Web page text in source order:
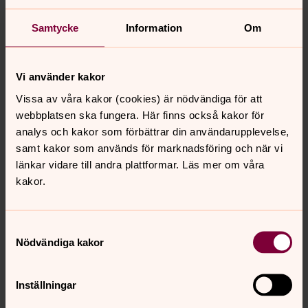
Samtycke Information Om
Vi använder kakor
Vissa av våra kakor (cookies) är nödvändiga för att
webbplatsen ska fungera. Här finns också kakor för
analys och kakor som förbättrar din användarupplevelse,
samt kakor som används för marknadsföring och när vi
länkar vidare till andra plattformar. Läs mer om våra
kakor.
Nödvändiga kakor
Inställningar
Kolla medlemslistan - är alla med? Är det minst fem
personer i åldern 0-30 år?
Finns det några i din lokalavdelning som du tror borde
det? Kolla upp om de vill vara medlemmar.
Finns alla funktioner kopplade, minst två
kontaktpersoner, styrelseposter mm?
Stäm av att din lokalavdelning har två
kontaktpersoner kopplade. Dessa ska vara
medlemmar och minst en av kontaktpersonerna ska
vara 0-30 år. Kolla också att kontaktpersonerna har
Finns det aktiviteter på lokalavdelningens sida
behöver du inte skriva någon verksamhetsberättelse,
inte aktiviteter måste du skriva en